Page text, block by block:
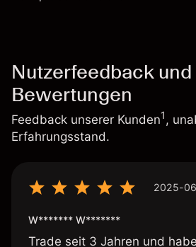
Nutzerfeedback und
Bewertungen
Feedback unserer Kunden1,
Erfahrungsstand.
2025-
W******* W*******
Trade seit 3 Jahren und habe